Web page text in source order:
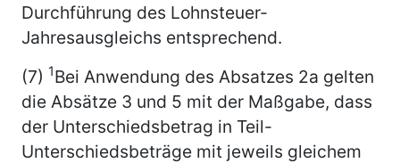
Durchführung des Lohnsteuer-
Jahresausgleichs entsprechend.
(7) 1Bei Anwendung des Absatzes 2a gelten
die Absätze 3 und 5 mit der Maßgabe, dass
der Unterschiedsbetrag in Teil-
Unterschiedsbeträge mit jeweils gleichem